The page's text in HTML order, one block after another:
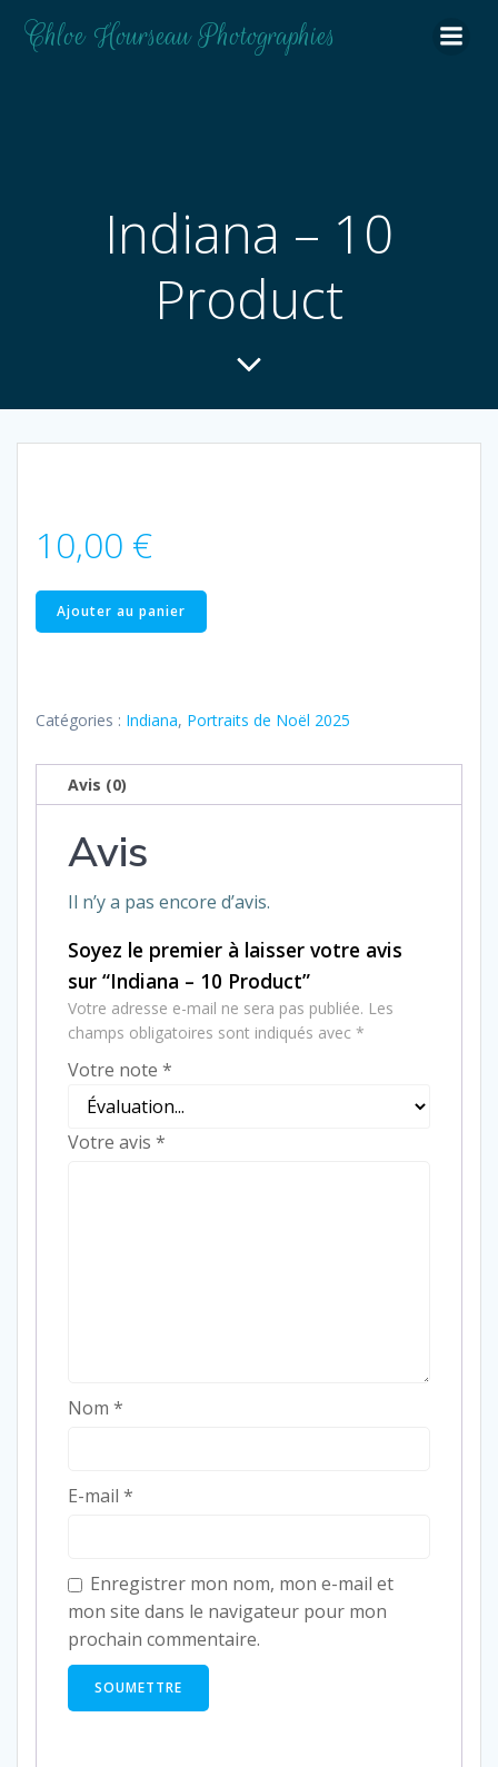
contenu
Chloe Hourseau Photographies
Indiana – 10
Product
10,00 €
quantité
de
10
Ajouter au panier
Catégories : Indiana, Portraits de Noël 2025
Avis (0)
Avis
Il n’y a pas encore d’avis.
Soyez le premier à laisser votre avis
sur “Indiana – 10 Product”
Votre adresse e-mail ne sera pas publiée. Les
champs obligatoires sont indiqués avec *
Votre note *
Votre avis *
Nom *
E-mail *
Enregistrer mon nom, mon e-mail et
mon site dans le navigateur pour mon
prochain commentaire.